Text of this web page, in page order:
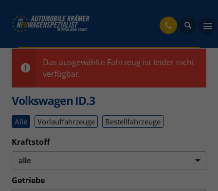
Das ausgewählte Fahrzeug ist leider nicht
verfügbar.
Volkswagen ID.3
Alle Vorlauffahrzeuge Bestellfahrzeuge
Kraftstoff
Getriebe